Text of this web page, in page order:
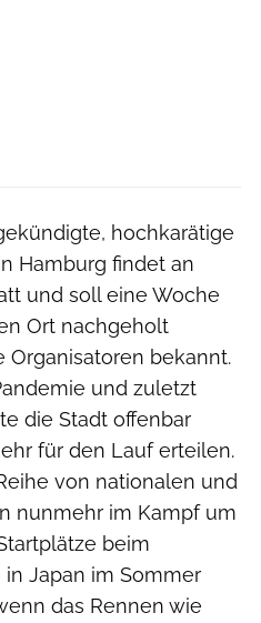
hochkarätige
Hamburg findet an
und soll eine Woche
Ort nachgeholt
Organisatoren bekannt.
und zuletzt
die Stadt offenbar
für den Lauf erteilen.
von nationalen und
nunmehr im Kampf um
beim
Japan im Sommer
das Rennen wie